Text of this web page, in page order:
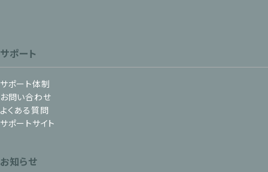
サポート
サポート体制
お問い合わせ
よくある質問
サポートサイト
お知らせ